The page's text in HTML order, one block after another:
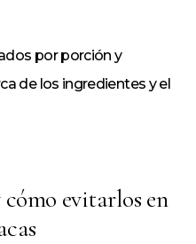
por porción y
de los ingredientes y el
cómo evitarlos en